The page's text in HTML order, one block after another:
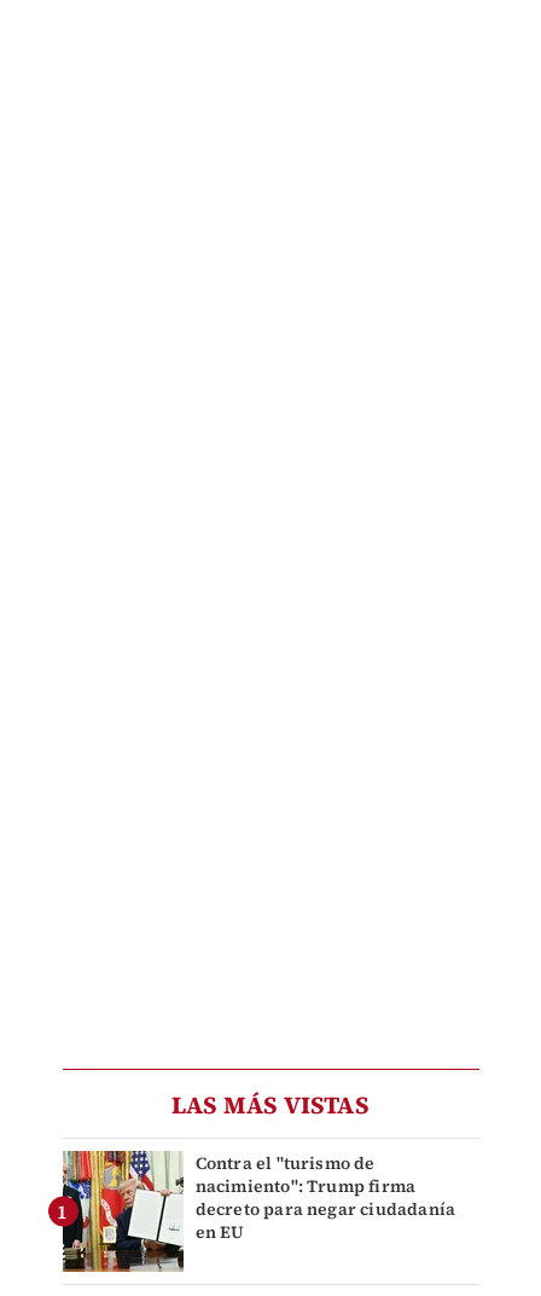
LAS MÁS VISTAS
Contra el "turismo de
nacimiento": Trump firma
decreto para negar ciudadanía
en EU